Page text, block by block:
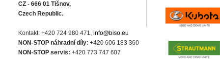
CZ - 666 01 Tišnov,
Czech Republic.
Kontakt: +420 724 980 471, info@biso.eu
NON-STOP náhradní díly: +420 606 183 360
NON-STOP servis: +420 773 747 607